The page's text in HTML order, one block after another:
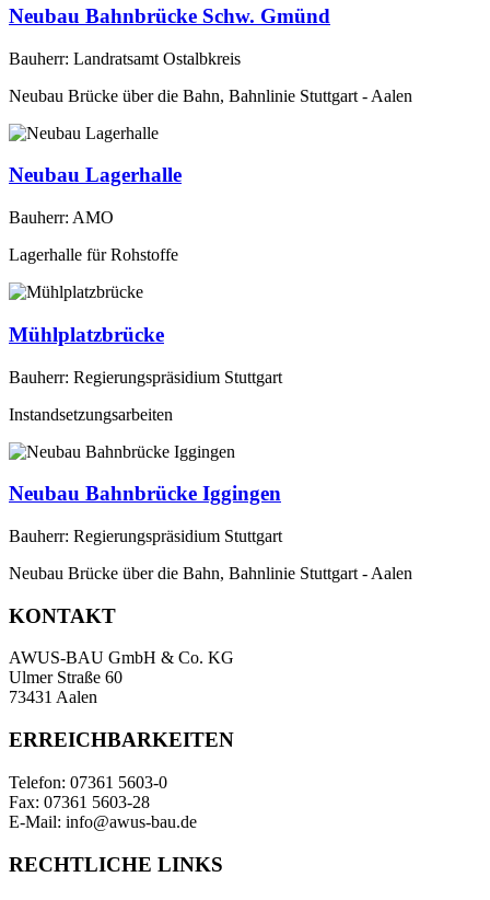
Neubau Bahnbrücke Schw. Gmünd
Bauherr: Landratsamt Ostalbkreis
Neubau Brücke über die Bahn, Bahnlinie Stuttgart - Aalen
Neubau Lagerhalle
Bauherr: AMO
Lagerhalle für Rohstoffe
Mühlplatzbrücke
Bauherr: Regierungspräsidium Stuttgart
Instandsetzungsarbeiten
Neubau Bahnbrücke Iggingen
Bauherr: Regierungspräsidium Stuttgart
Neubau Brücke über die Bahn, Bahnlinie Stuttgart - Aalen
KONTAKT
AWUS-BAU GmbH & Co. KG
Ulmer Straße 60
73431 Aalen
ERREICHBARKEITEN
Telefon: 07361 5603-0
Fax: 07361 5603-28
E-Mail: info@awus-bau.de
RECHTLICHE LINKS